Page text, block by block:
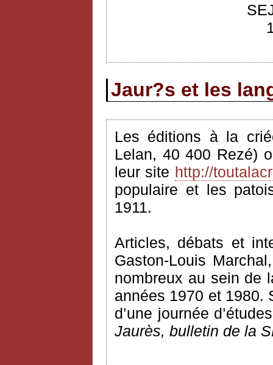
Jaur?s et les
Les éditions à la
Lelan, 40 400 Rezé)
leur site http://
populaire et les
1911.
Articles, débats et
Gaston-Louis
nombreux au sein de
années 1970 et 1980.
d’une journée
Jaurès, bulletin de la